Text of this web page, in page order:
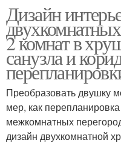
Дизайн
2 комнат в
санузла и
Преобразовать двушку
мер, как
межкомнатных
дизайн двухкомнатной